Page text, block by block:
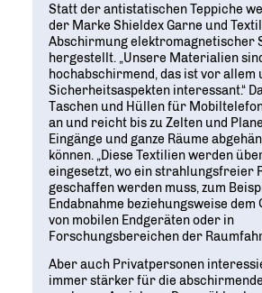
Statt der antistatischen Teppiche
der Marke Shieldex Garne und
Abschirmung elektromagnetischer
hergestellt. „Unsere Materialien
hochabschirmend, das ist vor allem
Sicherheitsaspekten interessant.“
Taschen und Hüllen für
an und reicht bis zu Zelten und
Eingänge und ganze Räume
können. „Diese Textilien werden
eingesetzt, wo ein strahlungsfreier
geschaffen werden muss, zum
Endabnahme beziehungsweise
von mobilen Endgeräten oder in
Forschungsbereichen der
Aber auch Privatpersonen
immer stärker für die